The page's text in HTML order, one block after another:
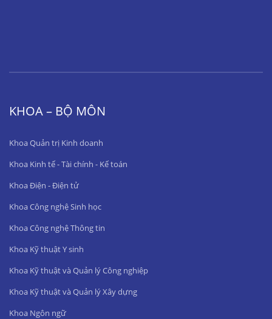
KHOA – BỘ MÔN
Khoa Quản trị Kinh doanh
Khoa Kinh tế - Tài chính - Kế toán
Khoa Điện - Điện tử
Khoa Công nghệ Sinh học
Khoa Công nghệ Thông tin
Khoa Kỹ thuật Y sinh
Khoa Kỹ thuật và Quản lý Công nghiệp
Khoa Kỹ thuật và Quản lý Xây dựng
Khoa Ngôn ngữ